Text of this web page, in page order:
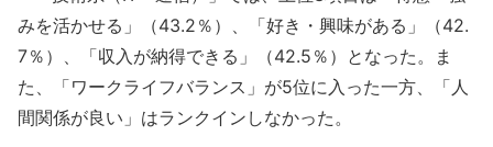
みを活かせる」（43.2％）、「好き・興味がある」（42.
7％）、「収入が納得できる」（42.5％）となった。ま
た、「ワークライフバランス」が5位に入った一方、「人
間関係が良い」はランクインしなかった。